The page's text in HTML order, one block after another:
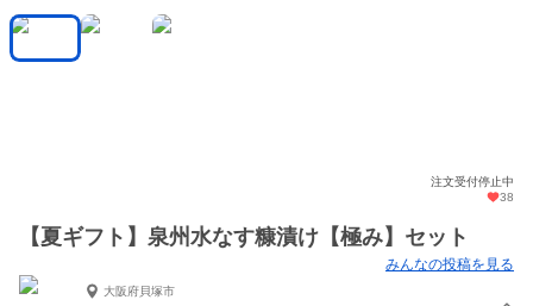
注文受付停止中
38
【夏ギフト】泉州水なす糠漬け【極み】セット
みんなの投稿を見る
大阪府貝塚市